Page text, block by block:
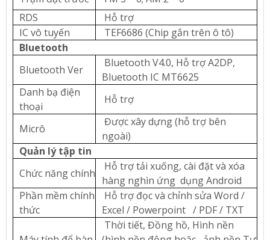
RDS
Hỗ trợ
IC vô tuyến
TEF6686 (Chip gắn trên ô tô)
Bluetooth
Bluetooth Ver
Bluetooth V4.0, Hỗ trợ A2DP,
Bluetooth IC MT6625
Danh bạ điện
thoại
Hỗ trợ
Micrô
Được xây dựng (hỗ trợ bên
ngoài)
Quản lý tập tin
Chức năng chính
Hỗ trợ tải xuống, cài đặt và xóa
hàng nghìn ứng dụng Android
Phần mềm chính
thức
Hỗ trợ đọc và chỉnh sửa Word /
Excel / Powerpoint / PDF / TXT
Thời tiết, Đồng hồ, Hình nền